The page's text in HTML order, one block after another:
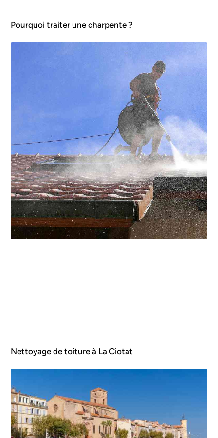
Pourquoi traiter une charpente ?
Nettoyage de toiture à La Ciotat